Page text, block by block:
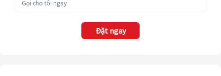
Đặt ngay